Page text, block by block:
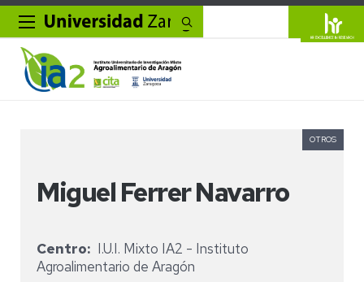
Miguel Ferrer Navarro
OTROS
Centro
I.U.I. Mixto IA2 - Instituto
Agroalimentario de Aragón